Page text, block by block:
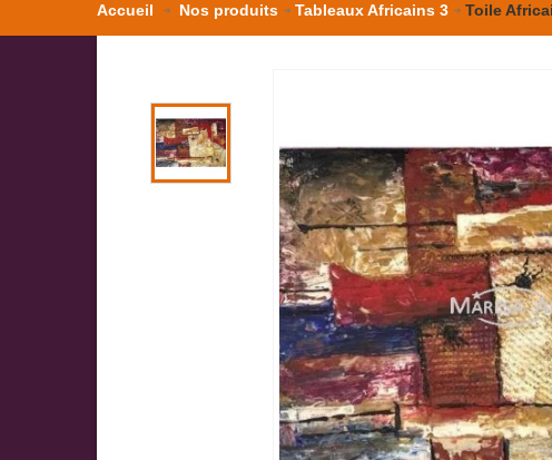
Accueil Nos produits Tableaux Africains 3 Toile